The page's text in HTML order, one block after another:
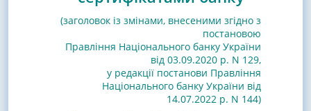
(заголовок із змінами, внесеними згідно з
постановою
Правління Національного банку України
від 03.09.2020 р. N 129,
у редакції постанови Правління
Національного банку України від
14.07.2022 р. N 144)